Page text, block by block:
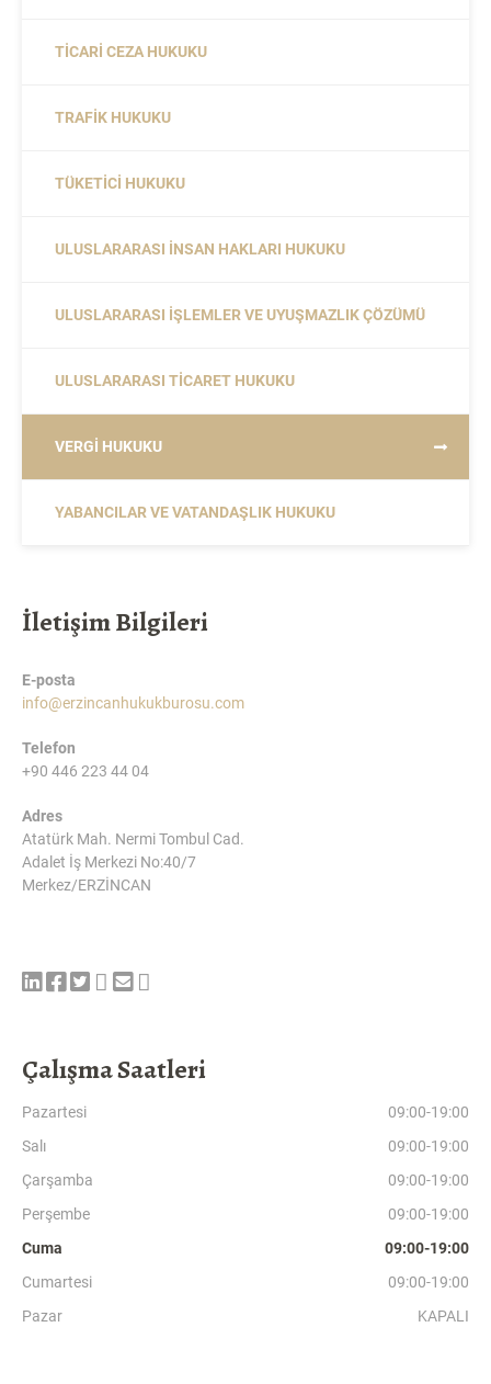
TICARI CEZA HUKUKU
TRAFIK HUKUKU
TÜKETICI HUKUKU
ULUSLARARASI İNSAN HAKLARI HUKUKU
ULUSLARARASI İŞLEMLER VE UYUŞMAZLIK ÇÖZÜMÜ
ULUSLARARASI TICARET HUKUKU
VERGI HUKUKU
YABANCILAR VE VATANDAŞLIK HUKUKU
İletişim Bilgileri
E-posta
info@erzincanhukukburosu.com
Telefon
+90 446 223 44 04
Adres
Atatürk Mah. Nermi Tombul Cad.
Adalet İş Merkezi No:40/7
Merkez/ERZİNCAN
Çalışma Saatleri
Pazartesi
09:00-19:00
Salı
09:00-19:00
Çarşamba
09:00-19:00
Perşembe
09:00-19:00
Cuma
09:00-19:00
Cumartesi
09:00-19:00
Pazar
KAPALI